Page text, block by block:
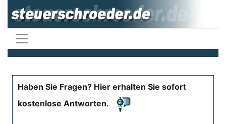
Haben Sie Fragen? Hier erhalten Sie sofort
kostenlose Antworten.